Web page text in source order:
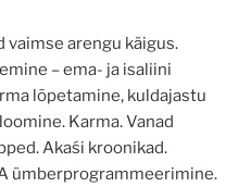
vaimse arengu käigus.
– ema- ja isaliini
lõpetamine, kuldajastu
Karma. Vanad
Akaśi kroonikad.
ümberprogrammeerimine.